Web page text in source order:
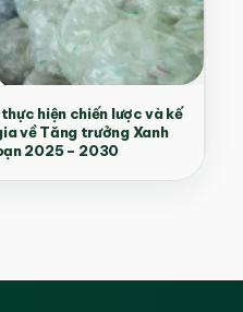
hiện chiến lược và kế
về Tăng trưởng Xanh
2025 – 2030